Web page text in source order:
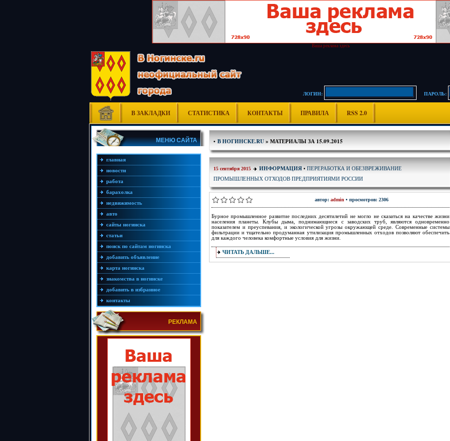
Ваша реклама здесь
ЛОГИН:
ПАРОЛЬ:
В ЗАКЛАДКИ СТАТИСТИКА КОНТАКТЫ ПРАВИЛА RSS 2.0
МЕНЮ САЙТА
главная
новости
работа
барахолка
недвижимость
авто
сайты ногинска
статьи
поиск по сайтам ногинска
добавить объявление
карта ногинска
знакомства в ногинске
добавить в избранное
контакты
РЕКЛАМА
• В НОГИНСКЕ.RU» МАТЕРИАЛЫ ЗА 15.09.2015
15 сентября 2015 ИНФОРМАЦИЯ • ПЕРЕРАБОТКА И ОБЕЗВРЕЖИВАНИЕ
ПРОМЫШЛЕННЫХ ОТХОДОВ ПРЕДПРИЯТИЯМИ РОССИИ
автор: admin • просмотров: 2306
Бурное промышленное развитие последних десятилетий не могло не сказаться на качестве жизни
населения планеты. Клубы дыма, поднимающиеся с заводских труб, являются одновременно
показателем и преуспевания, и экологической угрозы окружающей среде. Современные системы
фильтрации и тщательно продуманная утилизация промышленных отходов позволяют обеспечить
для каждого человека комфортные условия для жизни.
ЧИТАТЬ ДАЛЬШЕ...